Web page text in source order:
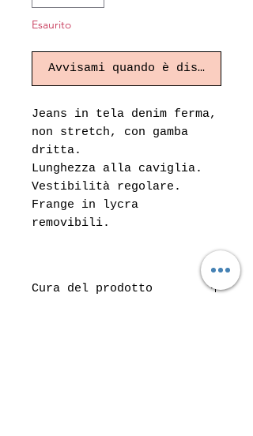
Esaurito
Avvisami quando è disponibile
Jeans in tela denim ferma,
non stretch, con gamba
dritta.
Lunghezza alla caviglia.
Vestibilità regolare.
Frange in lycra
removibili.
Cura del prodotto